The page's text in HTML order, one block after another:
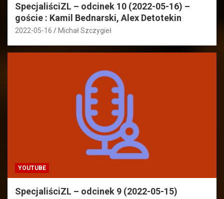
SpecjaliściZL – odcinek 10 (2022-05-16) –
goście : Kamil Bednarski, Alex Detotekin
2022-05-16 Michał Szczygieł
YOUTUBE
SpecjaliściZL – odcinek 9 (2022-05-15)